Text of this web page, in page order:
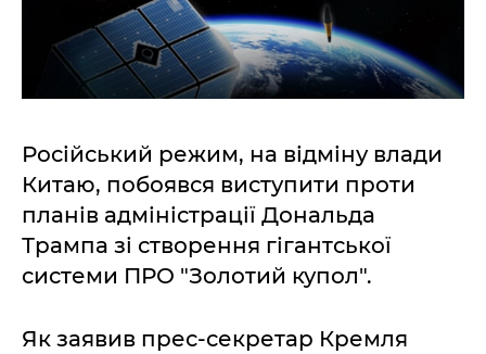
Російський режим, на відміну влади
Китаю, побоявся виступити проти
планів адміністрації Дональда
Трампа зі створення гігантської
системи ПРО "Золотий купол".
Як заявив прес-секретар Кремля